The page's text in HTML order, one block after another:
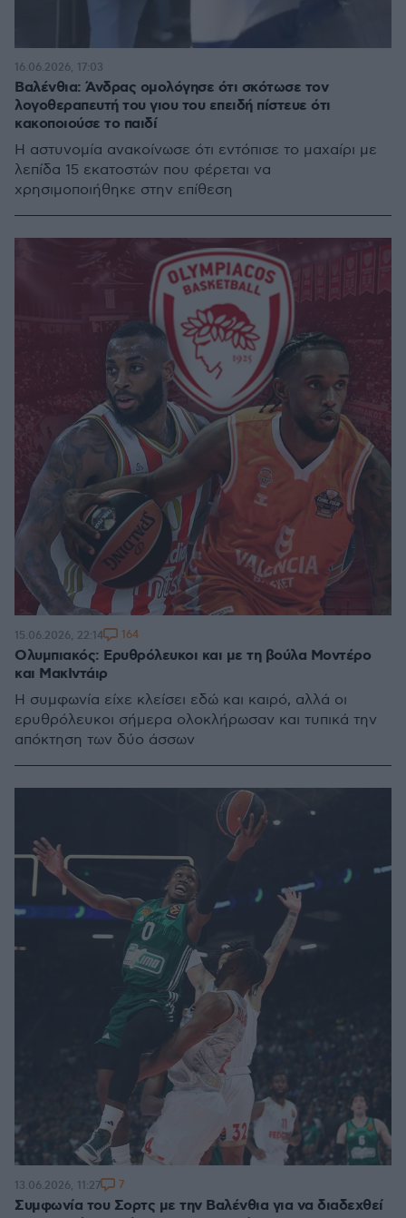
Βαλένθια: Άνδρας ομολόγησε ότι σκότωσε τον
λογοθεραπευτή του γιου του επειδή πίστευε ότι
κακοποιούσε το παιδί
Η αστυνομία ανακοίνωσε ότι εντόπισε το μαχαίρι με
λεπίδα 15 εκατοστών που φέρεται να
χρησιμοποιήθηκε στην επίθεση
16.06.2026, 17:03
Ολυμπιακός: Ερυθρόλευκοι και με τη βούλα Μοντέρο
και ΜακΙντάιρ
Η συμφωνία είχε κλείσει εδώ και καιρό, αλλά οι
ερυθρόλευκοι σήμερα ολοκλήρωσαν και τυπικά την
απόκτηση των δύο άσσων
15.06.2026, 22:14 164
Συμφωνία του Σορτς με την Βαλένθια για να διαδεχθεί
13.06.2026, 11:27 7